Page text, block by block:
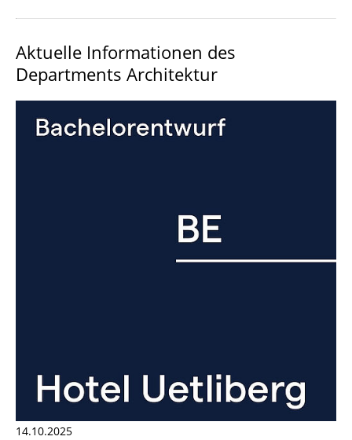
Aktuelle Informationen des
Departments Architektur
14.10.2025